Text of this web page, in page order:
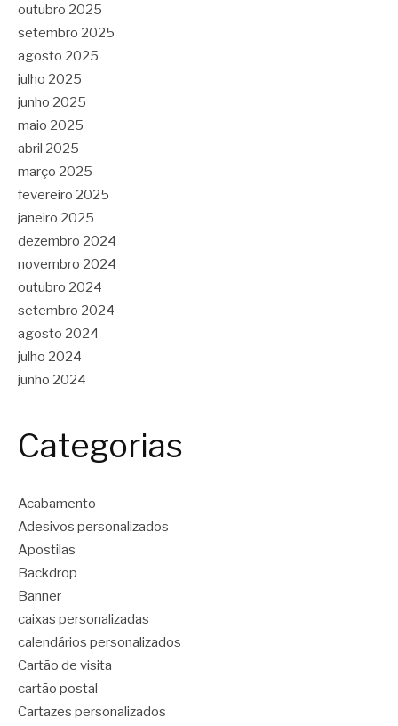
outubro 2025
setembro 2025
agosto 2025
julho 2025
junho 2025
maio 2025
abril 2025
março 2025
fevereiro 2025
janeiro 2025
dezembro 2024
novembro 2024
outubro 2024
setembro 2024
agosto 2024
julho 2024
junho 2024
Categorias
Acabamento
Adesivos personalizados
Apostilas
Backdrop
Banner
caixas personalizadas
calendários personalizados
Cartão de visita
cartão postal
Cartazes personalizados